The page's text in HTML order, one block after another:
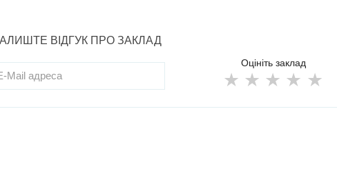
ВІДГУК ПРО ЗАКЛАД
Оцініть заклад